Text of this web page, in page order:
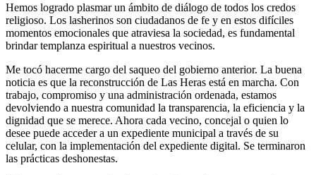
Hemos logrado plasmar un ámbito de diálogo de todos los credos
religioso. Los lasherinos son ciudadanos de fe y en estos difíciles
momentos emocionales que atraviesa la sociedad, es fundamental
brindar templanza espiritual a nuestros vecinos.
Me tocó hacerme cargo del saqueo del gobierno anterior. La buena
noticia es que la reconstrucción de Las Heras está en marcha. Con
trabajo, compromiso y una administración ordenada, estamos
devolviendo a nuestra comunidad la transparencia, la eficiencia y la
dignidad que se merece. Ahora cada vecino, concejal o quien lo
desee puede acceder a un expediente municipal a través de su
celular, con la implementación del expediente digital. Se terminaron
las prácticas deshonestas.